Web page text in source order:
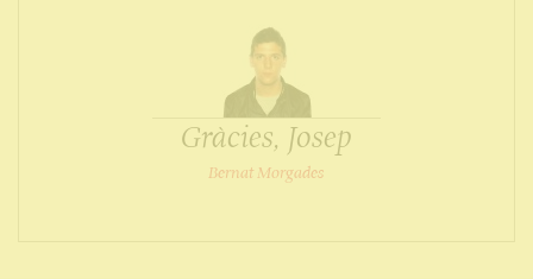
Gràcies, Josep
Bernat Morgades